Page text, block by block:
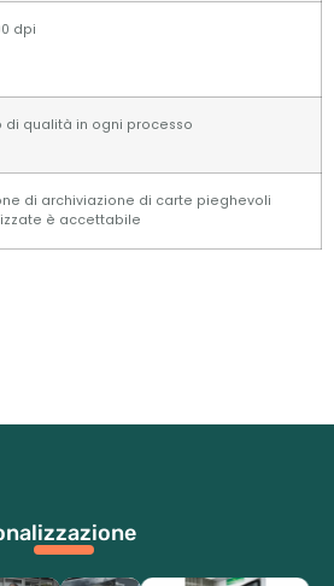
dpi
di qualità in ogni processo
di archiviazione di carte pieghevoli
è accettabile